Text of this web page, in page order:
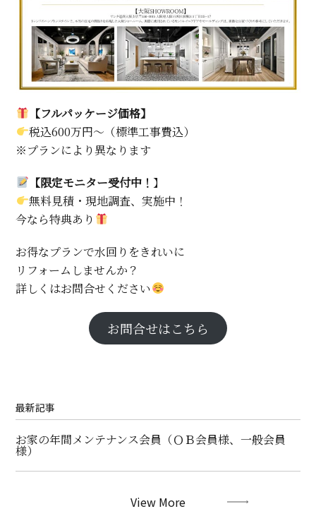
【フルパッケージ価格】
税込600万円～（標準工事費込）
※プランにより異なります
【限定モニター受付中！ 】
無料見積・現地調査、実施中！
今なら特典あり
お得なプランで水回りをきれいに
リフォームしませんか？
詳しくはお問合せください
お問合せはこちら
最新記事
お家の年間メンテナンス会員（ＯＢ会員様、一般会員
様）
View More